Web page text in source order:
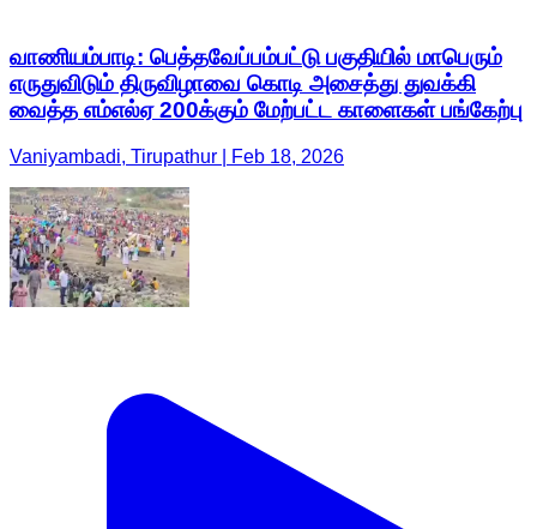
வாணியம்பாடி: பெத்தவேப்பம்பட்டு பகுதியில் மாபெரும்
எருதுவிடும் திருவிழாவை கொடி அசைத்து துவக்கி
வைத்த எம்எல்ஏ 200க்கும் மேற்பட்ட காளைகள் பங்கேற்பு
Vaniyambadi, Tirupathur | Feb 18, 2026